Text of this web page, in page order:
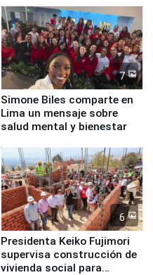
7
Simone Biles comparte en
Lima un mensaje sobre
salud mental y bienestar
6
Presidenta Keiko Fujimori
supervisa construcción de
vivienda social para